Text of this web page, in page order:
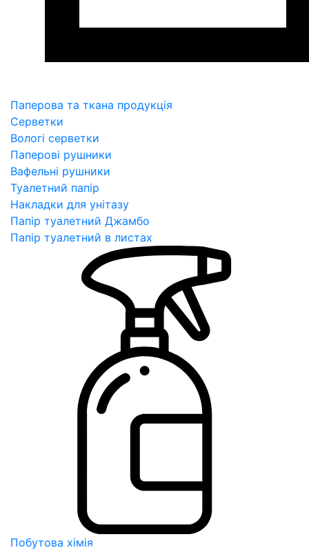
Паперова та ткана продукція
Серветки
Вологі серветки
Паперові рушники
Вафельні рушники
Туалетний папір
Накладки для унітазу
Папір туалетний Джамбо
Папір туалетний в листах
Побутова хімія